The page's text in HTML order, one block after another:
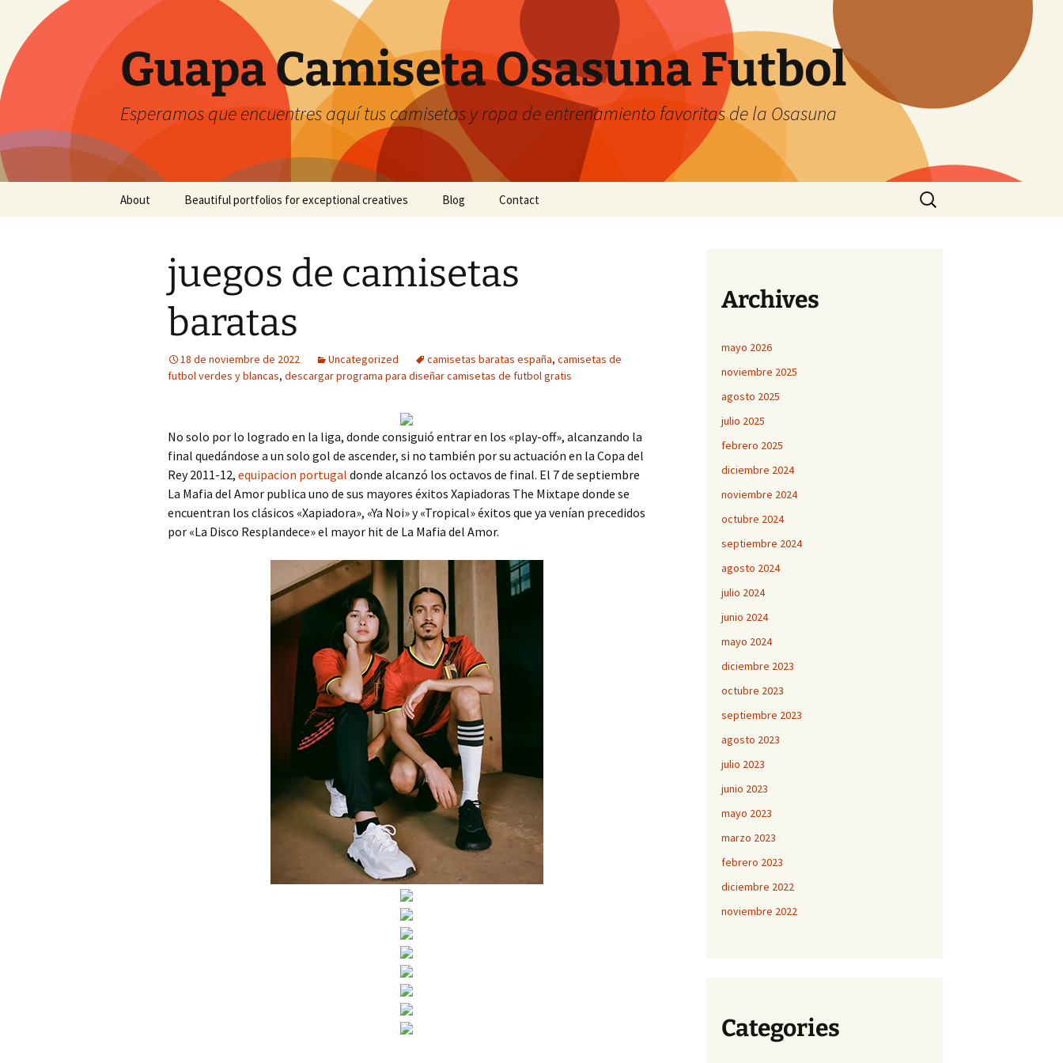
Guapa Camiseta Osasuna Futbol
Esperamos que encuentres aquí tus camisetas y ropa de entrenamiento favoritas de la Osasuna
About Beautiful portfolios for exceptional creatives Blog Contact
Buscar:
juegos de camisetas
baratas
18 de noviembre de 2022 Uncategorized camisetas baratas españa, camisetas de
futbol verdes y blancas, descargar programa para diseñar camisetas de futbol gratis
No solo por lo logrado en la liga, donde consiguió entrar en los «play-off», alcanzando la
final quedándose a un solo gol de ascender, si no también por su actuación en la Copa del
Rey 2011-12, equipacion portugal donde alcanzó los octavos de final. El 7 de septiembre
La Mafia del Amor publica uno de sus mayores éxitos Xapiadoras The Mixtape donde se
encuentran los clásicos «Xapiadora», «Ya Noi» y «Tropical» éxitos que ya venían precedidos
por «La Disco Resplandece» el mayor hit de La Mafia del Amor.
Archives
mayo 2026
noviembre 2025
agosto 2025
julio 2025
febrero 2025
diciembre 2024
noviembre 2024
octubre 2024
septiembre 2024
agosto 2024
julio 2024
junio 2024
mayo 2024
diciembre 2023
octubre 2023
septiembre 2023
agosto 2023
julio 2023
junio 2023
mayo 2023
marzo 2023
febrero 2023
diciembre 2022
noviembre 2022
Categories